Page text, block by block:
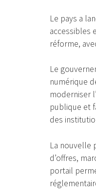
Le pays a
accessibles
réforme,
Le
numérique
moderniser
publique et
des
La nouvelle
d’offres,
portail